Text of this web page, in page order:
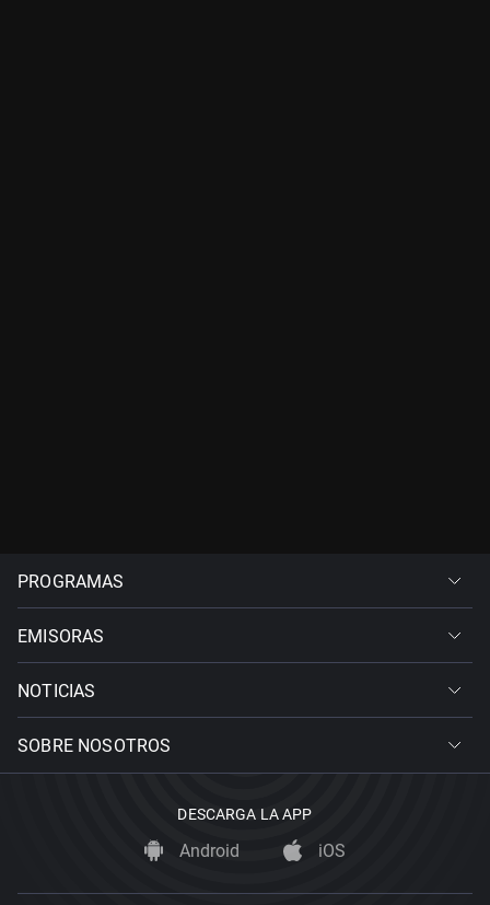
PROGRAMAS
EMISORAS
NOTICIAS
SOBRE NOSOTROS
DESCARGA LA APP
Android iOS